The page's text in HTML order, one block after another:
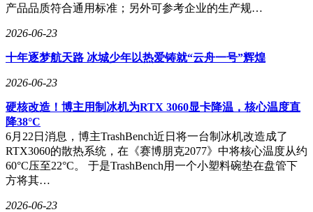
的成本下降曲线与应用适配窗口，例如超导与雪崩探测器等。
传感等不同应用领域中真正关键的成功要素与潜在风险点，为
企业将全景洞察转化为自身竞争优势提供可靠的起点。
产品品质符合通用标准；另外可参考企业的生产规…
2026-06-23
十年逐梦航天路 冰城少年以热爱铸就“云舟一号”辉煌
2026-06-23
硬核改造！博主用制冰机为RTX 3060显卡降温，核心温度直
降38°C
6月22日消息，博主TrashBench近日将一台制冰机改造成了
RTX3060的散热系统，在《赛博朋克2077》中将核心温度从约
60°C压至22°C。 于是TrashBench用一个小塑料碗垫在盘管下
方将其…
2026-06-23